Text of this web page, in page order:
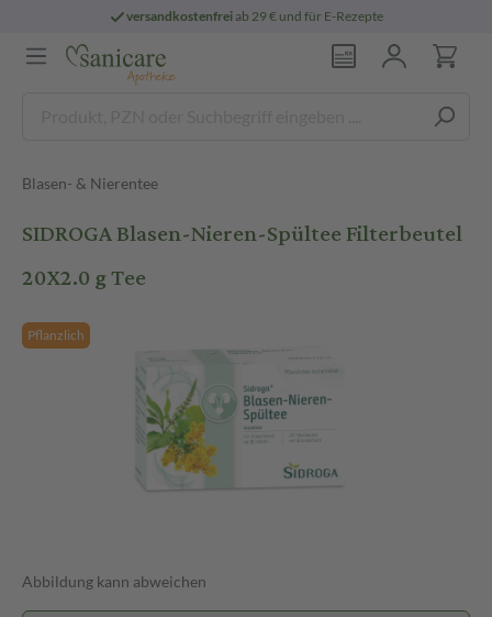
versandkostenfreiab 29 € und für E-Rezepte
Blasen- & Nierentee
SIDROGA Blasen-Nieren-Spültee Filterbeutel
20X2.0 g Tee
Pflanzlich
Abbildung kann abweichen